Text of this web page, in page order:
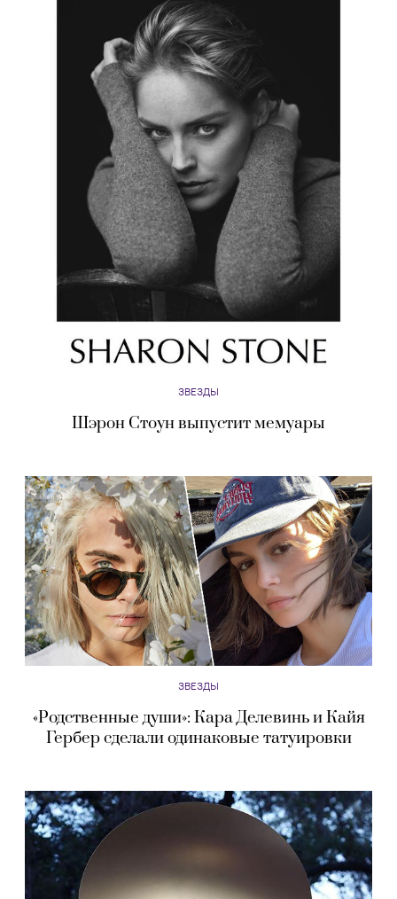
ЗВЕЗДЫ
Шэрон Стоун выпустит мемуары
ЗВЕЗДЫ
«Родственные души»: Кара Делевинь и Кайя
Гербер сделали одинаковые татуировки